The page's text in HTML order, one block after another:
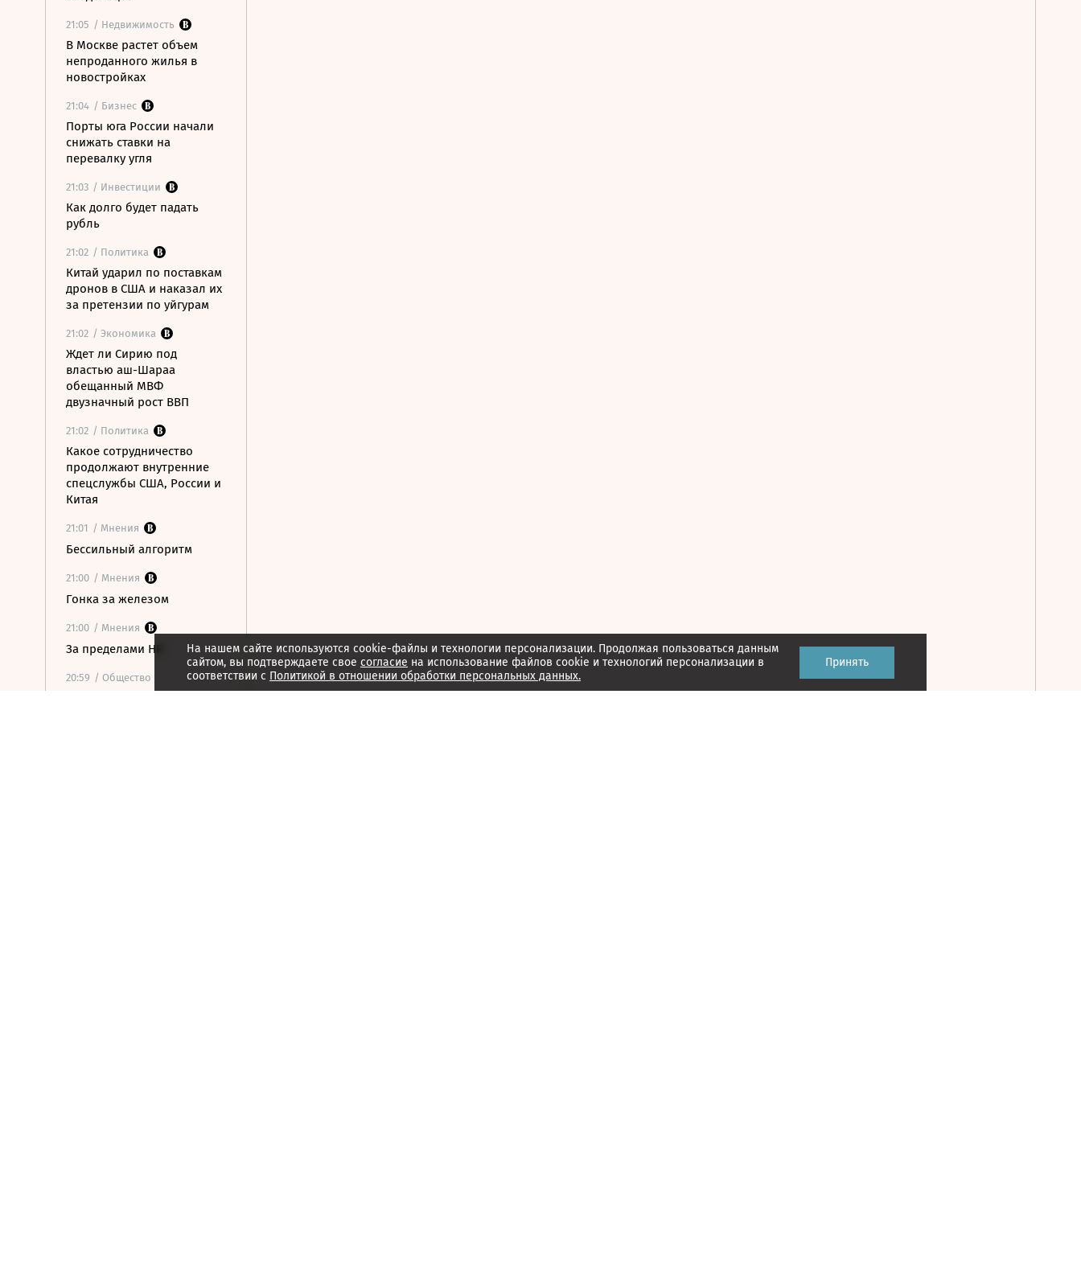
21:05 / Недвижимость
В Москве растет объем
непроданного жилья в
новостройках
21:04 / Бизнес
Порты юга России начали
снижать ставки на
перевалку угля
21:03 / Инвестиции
Как долго будет падать
рубль
21:02 / Политика
Китай ударил по поставкам
дронов в США и наказал их
за претензии по уйгурам
21:02 / Экономика
Ждет ли Сирию под
властью аш-Шараа
обещанный МВФ
двузначный рост ВВП
21:02 / Политика
Какое сотрудничество
продолжают внутренние
спецслужбы США, России и
Китая
21:01 / Мнения
Бессильный алгоритм
21:00 / Мнения
Гонка за железом
21:00 / Мнения
За пределами HR
20:59 / Общество
На нашем сайте используются cookie-файлы и технологии персонализации. Продолжая пользоваться данным
сайтом, вы подтверждаете свое согласие на использование файлов cookie и технологий персонализации в
соответствии с Политикой в отношении обработки персональных данных.
Принять